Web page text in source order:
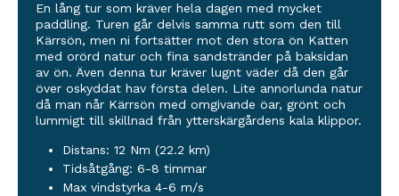
En lång tur som kräver hela dagen med mycket
paddling. Turen går delvis samma rutt som den till
Kärrsön, men ni fortsätter mot den stora ön Katten
med orörd natur och fina sandstränder på baksidan
av ön. Även denna tur kräver lugnt väder då den går
över oskyddat hav första delen. Lite annorlunda natur
då man når Kärrsön med omgivande öar, grönt och
lummigt till skillnad från ytterskärgårdens kala klippor.
Distans: 12 Nm (22.2 km)
Tidsåtgång: 6-8 timmar
Max vindstyrka 4-6 m/s